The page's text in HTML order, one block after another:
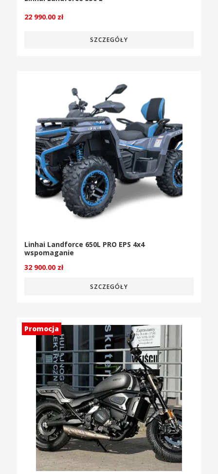
22 990.00 zł
SZCZEGÓŁY
Linhai Landforce 650L PRO EPS 4x4
wspomaganie
32 900.00 zł
SZCZEGÓŁY
Promocja